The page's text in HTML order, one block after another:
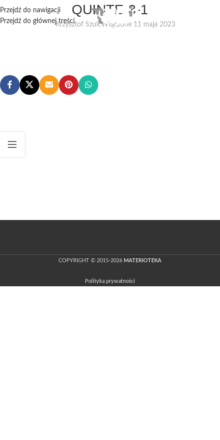
Przejdź do nawigacji
Przejdź do głównej treści
QUINTE-3-1
Krzysztof SzulcWłączone 11 maja 2023
COPYRIGHT © 2015-2026 MATERIOTEKA
Polityka prywatności